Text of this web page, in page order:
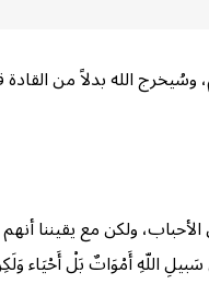
الله بدلاً من
ولكن مع يقيننا
اللّهِ أَمْوَاتٌ بَلْ أَحْيَاء وَلَكِن